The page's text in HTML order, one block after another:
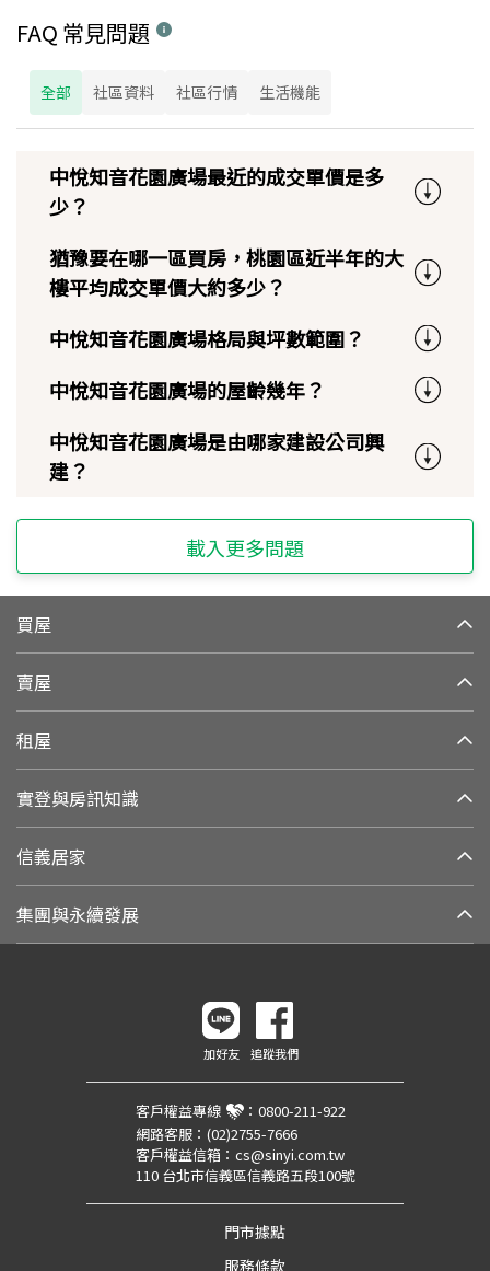
FAQ 常見問題
全部 社區資料 社區行情 生活機能
中悅知音花園廣場最近的成交單價是多
少？
猶豫要在哪一區買房，桃園區近半年的大
樓平均成交單價大約多少？
中悅知音花園廣場格局與坪數範圍？
中悅知音花園廣場的屋齡幾年？
中悅知音花園廣場是由哪家建設公司興
建？
載入更多問題
買屋
賣屋
租屋
實登與房訊知識
信義居家
集團與永續發展
加好友 追蹤我們
客戶權益專線 ： 0800-211-922
網路客服： (02)2755-7666
客戶權益信箱： cs@sinyi.com.tw
110 台北市信義區信義路五段100號
門市據點
服務條款